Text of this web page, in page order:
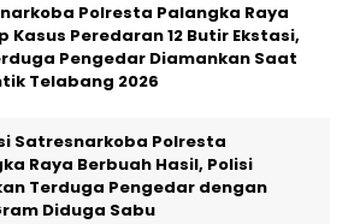
Polresta Palangka Raya
Kasus Peredaran 12 Butir Ekstasi,
Pengedar Diamankan Saat
Telabang 2026
Satresnarkoba Polresta
Raya Berbuah Hasil, Polisi
Terduga Pengedar dengan
Diduga Sabu